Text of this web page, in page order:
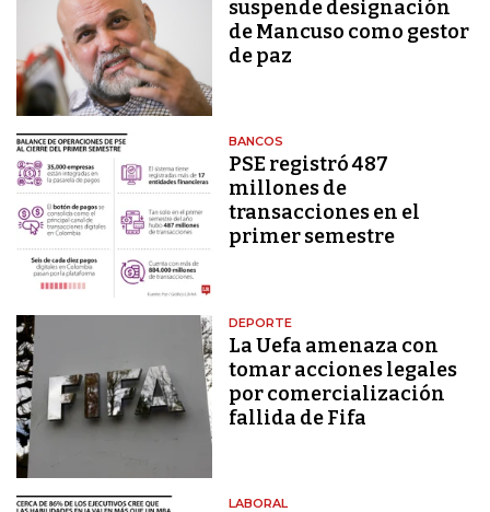
suspende designación
de Mancuso como gestor
de paz
BANCOS
PSE registró 487
millones de
transacciones en el
primer semestre
DEPORTE
La Uefa amenaza con
tomar acciones legales
por comercialización
fallida de Fifa
LABORAL